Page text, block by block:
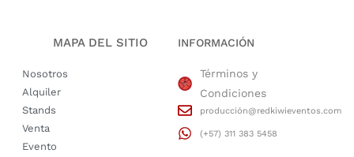
MAPA DEL SITIO
Nosotros
Alquiler
Stands
Venta
Evento
INFORMACIÓN
Términos y
Condiciones
producción@redkiwieventos.com
(+57) 311 383 5458